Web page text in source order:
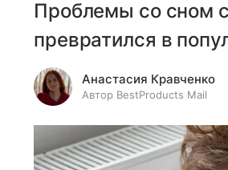
Проблемы со сном
превратился в
Анастасия Кравченко
Автор BestProducts Mail